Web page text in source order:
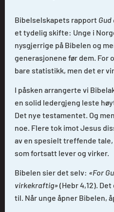
Bibelselskapets rapport
et tydelig skifte: Unge i
nysgjerrige på Bibelen og
generasjonene før dem. For
bare statistikk, men det er
I påsken arrangerte vi
en solid ledergjeng leste
Det nye testamentet. Og
noe. Flere tok imot Jesus
av en spesielt treffende
som fortsatt lever og virker.
Bibelen sier det selv: «For
virkekraftig»(Hebr 4,12).
til. Når unge åpner Bibelen,